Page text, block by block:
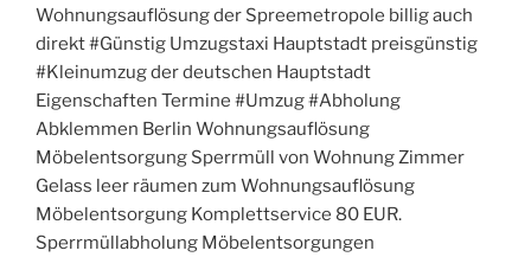
Wohnungsauflösung der Spreemetropole billig auch
direkt #Günstig Umzugstaxi Hauptstadt preisgünstig
#Kleinumzug der deutschen Hauptstadt
Eigenschaften Termine #Umzug #Abholung
Abklemmen Berlin Wohnungsauflösung
Möbelentsorgung Sperrmüll von Wohnung Zimmer
Gelass leer räumen zum Wohnungsauflösung
Möbelentsorgung Komplettservice 80 EUR.
Sperrmüllabholung Möbelentsorgungen